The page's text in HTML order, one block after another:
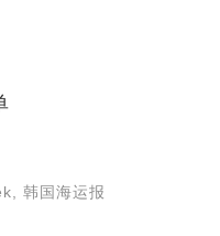
韩国海运报